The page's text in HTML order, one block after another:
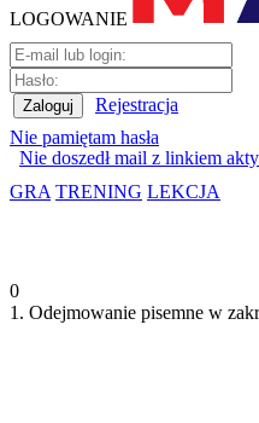
LOGOWANIE
Rejestracja
Nie pamiętam hasła
Nie doszedł mail z linkiem
GRA TRENING LEKCJA
0
1. Odejmowanie pisemne w